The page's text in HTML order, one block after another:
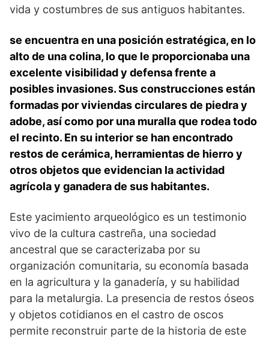
vida y costumbres de sus ‌antiguos habitantes.
‍se encuentra ⁣en una posición estratégica,‍ en lo
alto de una colina, lo que le proporcionaba una
excelente visibilidad​ y defensa frente a
posibles invasiones. Sus construcciones ​están
formadas por viviendas⁣ circulares de‍ piedra y⁤
adobe, así como por una muralla⁤ que rodea todo
el recinto. En ‌su interior se han encontrado⁣
restos de cerámica, herramientas de hierro⁤ y
otros objetos que evidencian la actividad
agrícola y ganadera de sus habitantes.
Este ​yacimiento⁣ arqueológico es un testimonio
vivo de​ la cultura castreña, una sociedad
ancestral que ⁤se caracterizaba por su
organización comunitaria, su economía basada
en la agricultura y ⁣la ganadería, y su ⁣habilidad
para la metalurgia. La presencia ⁣de restos ⁢óseos
y objetos⁤ cotidianos en el castro de oscos
permite reconstruir ⁤parte de la historia de este